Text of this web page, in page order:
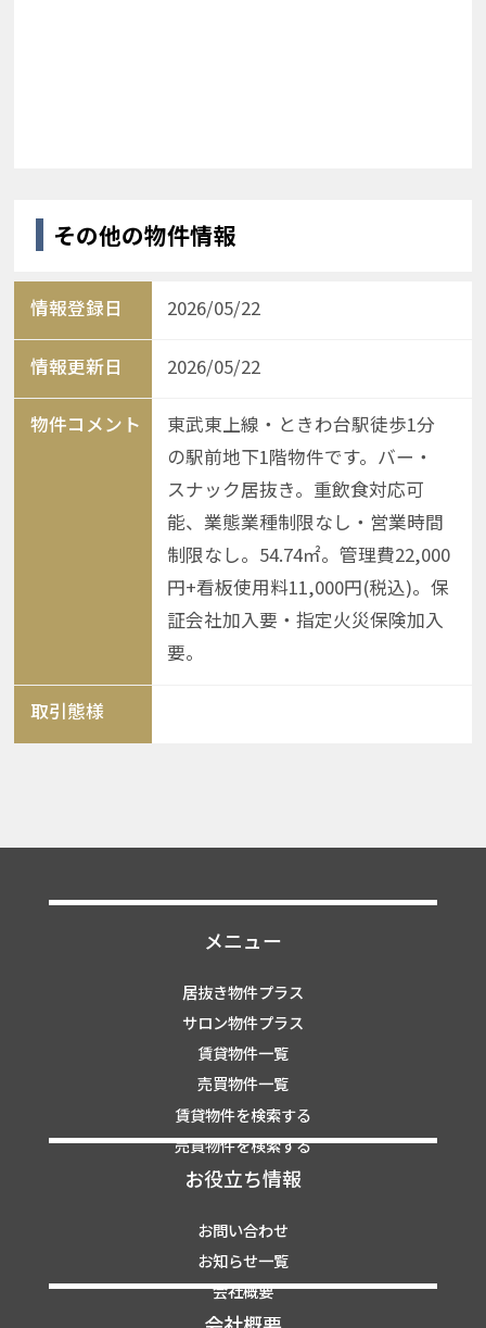
その他の物件情報
情報登録日 2026/05/22
情報更新日 2026/05/22
物件コメント
東武東上線・ときわ台駅徒歩1分
の駅前地下1階物件です。バー・
スナック居抜き。重飲食対応可
能、業態業種制限なし・営業時間
制限なし。54.74㎡。管理費22,000
円+看板使用料11,000円(税込)。保
証会社加入要・指定火災保険加入
要。
取引態様
メニュー
居抜き物件プラス
サロン物件プラス
賃貸物件一覧
売買物件一覧
賃貸物件を検索する
売買物件を検索する
お役立ち情報
お問い合わせ
お知らせ一覧
会社概要